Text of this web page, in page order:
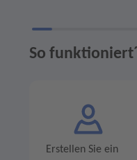
So
Erstellen Sie ein